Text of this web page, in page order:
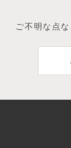
ご不明な点な